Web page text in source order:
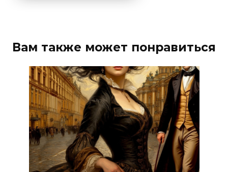
Вам также может понравиться